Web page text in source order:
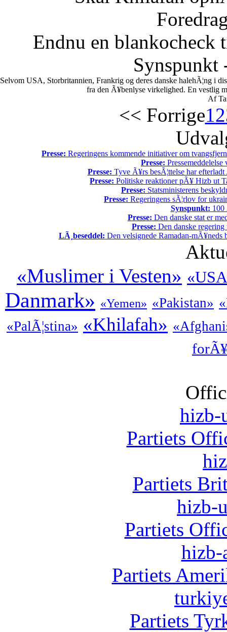
Endnu en blankocheck
Synspunkt
Selvom USA, Storbritannien, Frankrig og deres danske halehÃ¦ng i
fra den Ã¥benlyse virkelighed. En vestlig
Af
<< Forrige12
Presse: Regeringens kommende initiativer om
Presse:
Presse: Tyve Ã¥rs besÃ¦ttelse har
Presse: Politiske reaktioner pÃ¥ Hizb ut
Presse: Statsministerens
Presse: Regeringens sÃ¦rlov for
Synspunkt: 100
Presse: Den danske stat er
Presse: Den danske
LÃ¸beseddel: Den velsignede Ramadan-mÃ¥neds
«Muslimer i Vesten»
Danmark» «Yemen» «Pakistan»
«PalÃ¦stina» «Khilafah»
hizb-
Partiets
Partiets
hizb-
Partiets
hizb-
Partiets
Partiets